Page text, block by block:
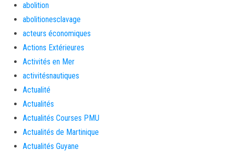
abolition
abolitionesclavage
acteurs économiques
Actions Extérieures
Activités en Mer
activitésnautiques
Actualité
Actualités
Actualités Courses PMU
Actualités de Martinique
Actualités Guyane